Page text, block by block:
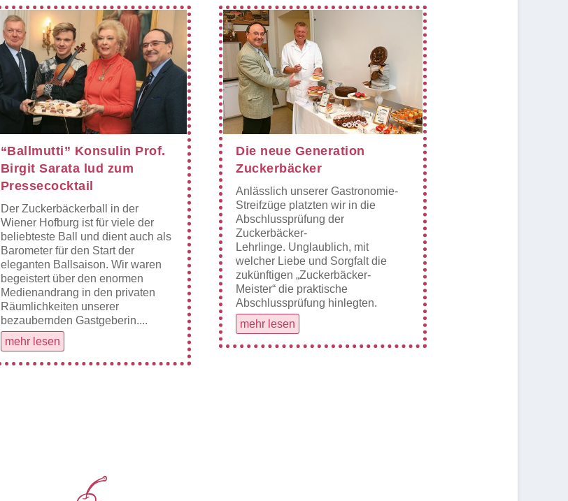
“Ballmutti” Konsulin Prof.
Birgit Sarata lud zum
Pressecocktail
Der Zuckerbäckerball in der
Wiener Hofburg ist für viele der
beliebteste Ball und dient auch als
Barometer für den Start der
eleganten Ballsaison. Wir waren
begeistert über den enormen
Medienandrang in den privaten
Räumlichkeiten unserer
bezaubernden Gastgeberin....
mehr lesen
Die neue Generation
Zuckerbäcker
Anlässlich unserer Gastronomie-
Streifzüge platzten wir in die
Abschlussprüfung der
Zuckerbäcker-
Lehrlinge. Unglaublich, mit
welcher Liebe und Sorgfalt die
zukünftigen „Zuckerbäcker-
Meister“ die praktische
Abschlussprüfung hinlegten.
mehr lesen